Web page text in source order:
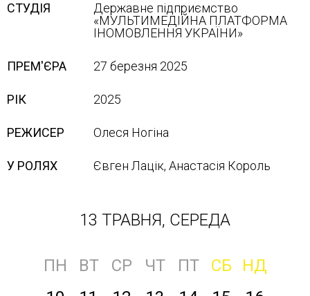
СТУДІЯ
Державне підприємство
«МУЛЬТИМЕДІЙНА ПЛАТФОРМА
ІНОМОВЛЕННЯ УКРАЇНИ»
ПРЕМ'ЄРА 27 березня 2025
РІК 2025
РЕЖИСЕР Олеся Ногіна
У РОЛЯХ Євген Лацік, Анастасія Король
13 ТРАВНЯ, СЕРЕДА
ПН ВТ СР ЧТ ПТ СБ
НД